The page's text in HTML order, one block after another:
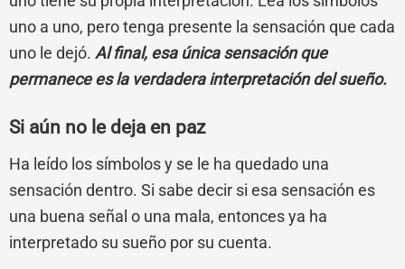
uno a uno, pero tenga presente la sensación que cada
uno le dejó. Al final, esa única sensación que
permanece es la verdadera interpretación del sueño.
Si aún no le deja en paz
Ha leído los símbolos y se le ha quedado una
sensación dentro. Si sabe decir si esa sensación es
una buena señal o una mala, entonces ya ha
interpretado su sueño por su cuenta.